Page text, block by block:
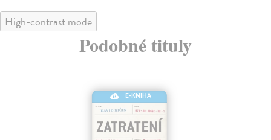
High-contrast mode
Podobné tituly
E-KNIHA